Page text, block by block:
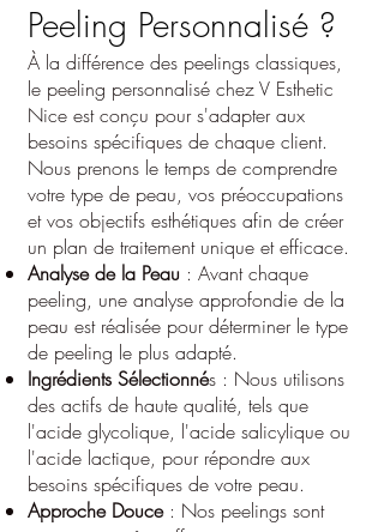
Peeling Personnalisé ?
À la différence des peelings classiques,
le peeling personnalisé chez V Esthetic
Nice est conçu pour s'adapter aux
besoins spécifiques de chaque client.
Nous prenons le temps de comprendre
votre type de peau, vos préoccupations
et vos objectifs esthétiques afin de créer
un plan de traitement unique et efficace.
Analyse de la Peau : Avant chaque
peeling, une analyse approfondie de la
peau est réalisée pour déterminer le type
de peeling le plus adapté.
Ingrédients Sélectionnés : Nous utilisons
des actifs de haute qualité, tels que
l'acide glycolique, l'acide salicylique ou
l'acide lactique, pour répondre aux
besoins spécifiques de votre peau.
Approche Douce: Nos peelings sont